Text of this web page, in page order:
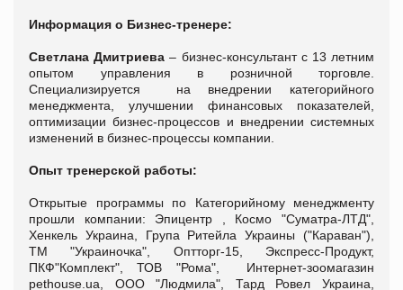
Информация о Бизнес-тренере:
Светлана Дмитриева – бизнес-консультант с 13 летним
опытом управления в розничной торговле.
Специализируется на внедрении категорийного
менеджмента, улучшении финансовых показателей,
оптимизации бизнес-процессов и внедрении системных
изменений в бизнес-процессы компании.
Опыт тренерской работы:
Открытые программы по Категорийному менеджменту
прошли компании: Эпицентр , Космо "Суматра-ЛТД",
Хенкель Украина, Група Ритейла Украины ("Караван"),
ТМ "Украиночка", Оптторг-15, Экспресс-Продукт,
ПКФ"Комплект", ТОВ "Рома", Интернет-зоомагазин
pethouse.ua, ООО "Людмила", Тард Ровел Украина,